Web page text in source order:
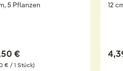
5 Pflanzen
€ / 1 Stück)
€
12